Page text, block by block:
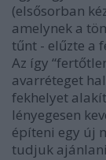
(elsősorban
amelynek a
tűnt - elűzte a
Az így
avarréteget
fekhelyet
lényegesen
építeni egy új
tudjuk